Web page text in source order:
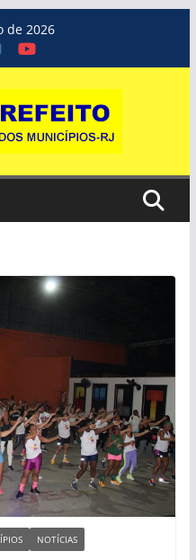
de 2026
NOTÍCIAS